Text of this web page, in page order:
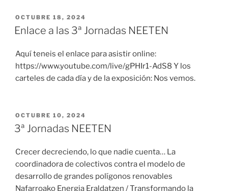
PUBLICADO
EL
OCTUBRE 18, 2024
Enlace a las 3ª Jornadas NEETEN
Aquí teneis el enlace para asistir online:
https://www.youtube.com/live/gPHIr1-AdS8 Y los
carteles de cada día y de la exposición: Nos vemos.
PUBLICADO
EL
OCTUBRE 10, 2024
3ª Jornadas NEETEN
Crecer decreciendo, lo que nadie cuenta… La
coordinadora de colectivos contra el modelo de
desarrollo de grandes polígonos renovables
Nafarroako Energia Eraldatzen / Transformando la